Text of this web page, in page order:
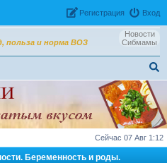
Вход
Рeгиcтpaция
Новости
Сибмамы
польза и норма ВОЗ
ск
Сейчас 07 Авг 1:12
Беременность и роды.